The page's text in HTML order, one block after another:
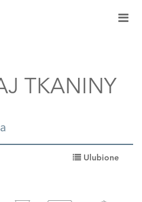
TKANINY
Ulubione